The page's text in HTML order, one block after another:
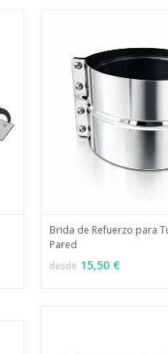
VER OPCIONES
Brida de Refuerzo para
Pared
desde 15,50 €